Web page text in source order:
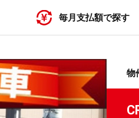
毎月支払額で探す
物